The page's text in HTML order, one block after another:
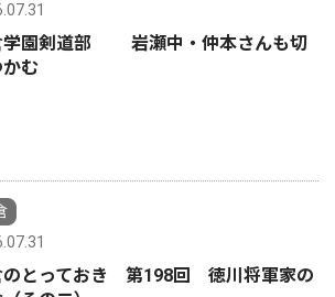
学園剣道部 岩瀬中・仲本さんも切
む
のとっておき 第198回 徳川将軍家の